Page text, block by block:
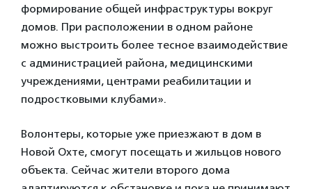
формирование общей инфраструктуры вокруг
домов. При расположении в одном районе
можно выстроить более тесное взаимодействие
с администрацией района, медицинскими
учреждениями, центрами реабилитации и
подростковыми клубами».
Волонтеры, которые уже приезжают в дом в
Новой Охте, смогут посещать и жильцов нового
объекта. Сейчас жители второго дома